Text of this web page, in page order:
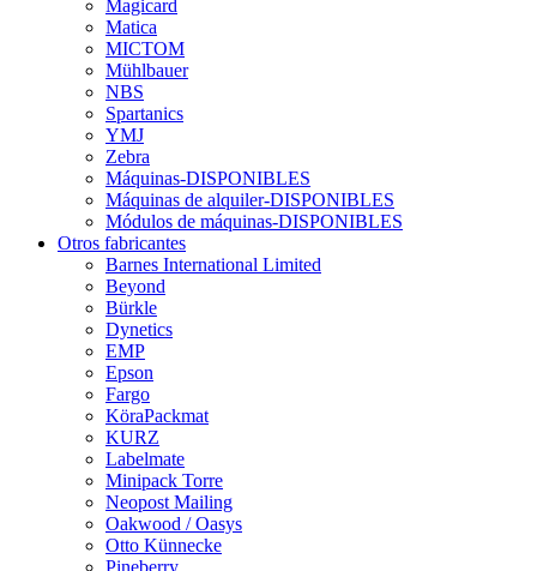
Magicard
Matica
MICTOM
Mühlbauer
NBS
Spartanics
YMJ
Zebra
Máquinas-DISPONIBLES
Máquinas de alquiler-DISPONIBLES
Módulos de máquinas-DISPONIBLES
Otros fabricantes
Barnes International Limited
Beyond
Bürkle
Dynetics
EMP
Epson
Fargo
KöraPackmat
KURZ
Labelmate
Minipack Torre
Neopost Mailing
Oakwood / Oasys
Otto Künnecke
Pineberry